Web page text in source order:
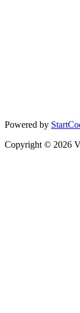
Powered by
Copyright © 2026